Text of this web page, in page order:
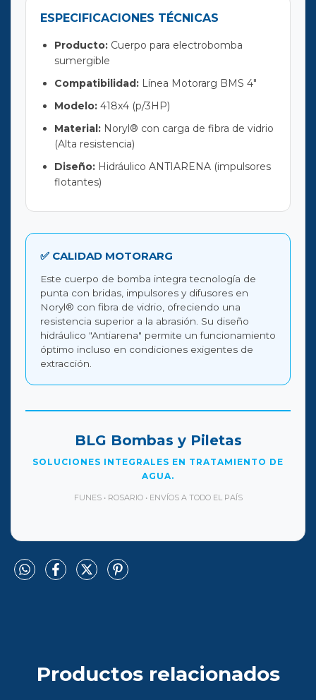
ESPECIFICACIONES TÉCNICAS
Producto: Cuerpo para electrobomba
sumergible
Compatibilidad: Línea Motorarg BMS 4"
Modelo: 418x4 (p/3HP)
Material: Noryl® con carga de fibra de vidrio
(Alta resistencia)
Diseño: Hidráulico ANTIARENA (impulsores
flotantes)
✅ CALIDAD MOTORARG
Este cuerpo de bomba integra tecnología de
punta con bridas, impulsores y difusores en
Noryl® con fibra de vidrio, ofreciendo una
resistencia superior a la abrasión. Su diseño
hidráulico "Antiarena" permite un funcionamiento
óptimo incluso en condiciones exigentes de
extracción.
BLG Bombas y Piletas
SOLUCIONES INTEGRALES EN TRATAMIENTO DE
AGUA.
FUNES • ROSARIO • ENVÍOS A TODO EL PAÍS
Productos relacionados